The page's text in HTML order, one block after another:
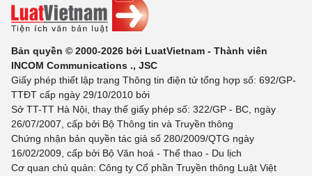
Bản quyền © 2000-2026 bởi LuatVietnam - Thành viên
INCOM Communications ., JSC
Giấy phép thiết lập trang Thông tin điện tử tổng hợp số: 692/GP-
TTĐT cấp ngày 29/10/2010 bởi
Sở TT-TT Hà Nội, thay thế giấy phép số: 322/GP - BC, ngày
26/07/2007, cấp bởi Bộ Thông tin và Truyền thông
Chứng nhận bản quyền tác giả số 280/2009/QTG ngày
16/02/2009, cấp bởi Bộ Văn hoá - Thể thao - Du lịch
Cơ quan chủ quản: Công ty Cổ phần Truyền thông Luật Việt